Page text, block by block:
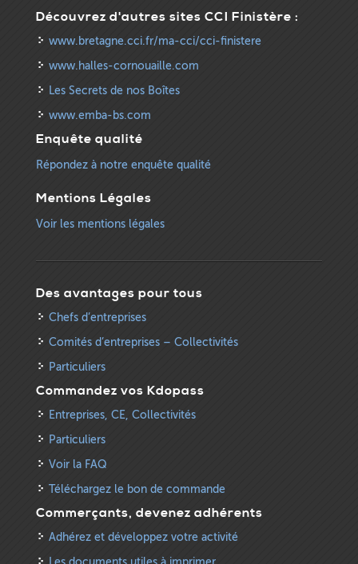
Découvrez d'autres sites CCI Finistère :
www.bretagne.cci.fr/ma-cci/cci-finistere
www.halles-cornouaille.com
Les Secrets de nos Boîtes
www.emba-bs.com
Enquête qualité
Répondez à notre enquête qualité
Mentions Légales
Voir les mentions légales
Des avantages pour tous
Chefs d’entreprises
Comités d’entreprises – Collectivités
Particuliers
Commandez vos Kdopass
Entreprises, CE, Collectivités
Particuliers
Voir la FAQ
Téléchargez le bon de commande
Commerçants, devenez adhérents
Adhérez et développez votre activité